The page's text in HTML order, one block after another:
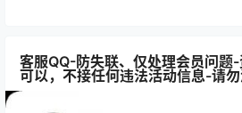
客服QQ-防失联、仅处理会员问题
可以，不接任何违法活动信息-请